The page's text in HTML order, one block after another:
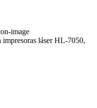
láser HL-7050,